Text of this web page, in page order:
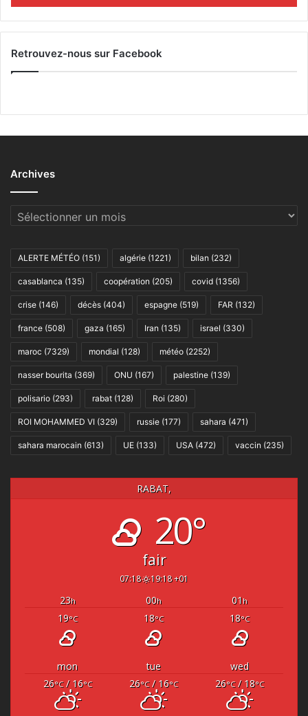
Retrouvez-nous sur Facebook
Archives
Archives
ALERTE MÉTÉO (151) algérie (1221) bilan (232)
casablanca (135) coopération (205) covid (1356)
crise (146) décès (404) espagne (519) FAR (132)
france (508) gaza (165) Iran (135) israel (330)
maroc (7329) mondial (128) météo (2252)
nasser bourita (369) ONU (167) palestine (139)
polisario (293) rabat (128) Roi (280)
ROI MOHAMMED VI (329) russie (177) sahara (471)
sahara marocain (613) UE (133) USA (472) vaccin (235)
RABAT,
20°
fair
07:18 19:18 +01
23h 00h 01 h
19°C 18°C 18°C
mon tue
wed
26°C/ 16°C 26°C/ 16°C 26°C/ 18°C